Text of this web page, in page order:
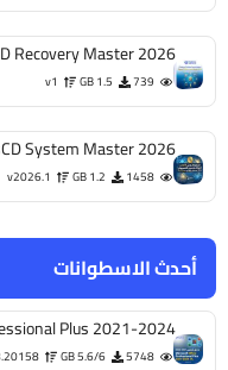
أحدث الاسطوانات
Plus 2021-2024
5748
5.6/6 GB
Recovery Master 2026
739
1.5 GB
v1
System Master 2026
1458
1.2 GB
v2026.1